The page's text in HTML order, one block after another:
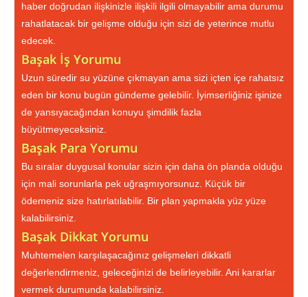
haber doğrudan ilişkinizle ilişkili ilgili olmayabilir ama durumu
rahatlatacak bir gelişme olduğu için sizi de yeterince mutlu
edecek.
Başak İş Yorumu
Uzun süredir su yüzüne çıkmayan ama sizi içten içe rahatsız
eden bir konu bugün gündeme gelebilir. İyimserliğiniz işinize
de yansıyacağından konuyu şimdilik fazla
büyütmeyeceksiniz.
Başak Para Yorumu
Bu sıralar duygusal konular sizin için daha ön planda olduğu
için mali sorunlarla pek uğraşmıyorsunuz. Küçük bir
ödemeniz size hatırlatılabilir. Bir plan yapmakla yüz yüze
kalabilirsiniz.
Başak Dikkat Yorumu
Muhtemelen karşılaşacağınız gelişmeleri dikkatli
değerlendirmeniz, geleceğinizi de belirleyebilir. Ani kararlar
vermek durumunda kalabilirsiniz.